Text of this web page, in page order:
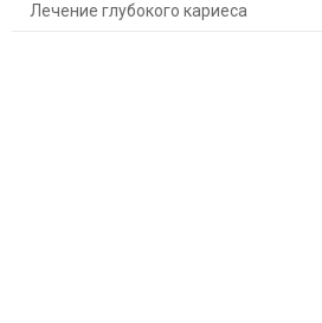
Лечение глубокого кариеса